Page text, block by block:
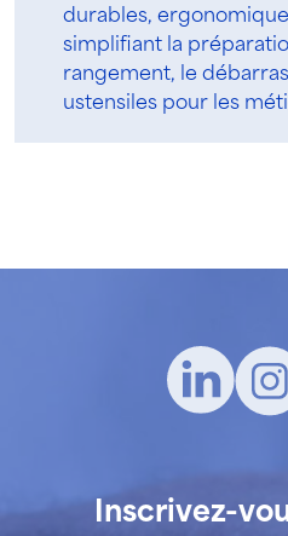
durables,
simplifiant la
rangement, le
ustensiles pour les
Inscrivez-